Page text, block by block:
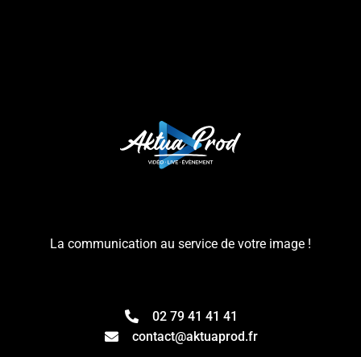
La communication au service de votre image !
02 79 41 41 41
contact@aktuaprod.fr